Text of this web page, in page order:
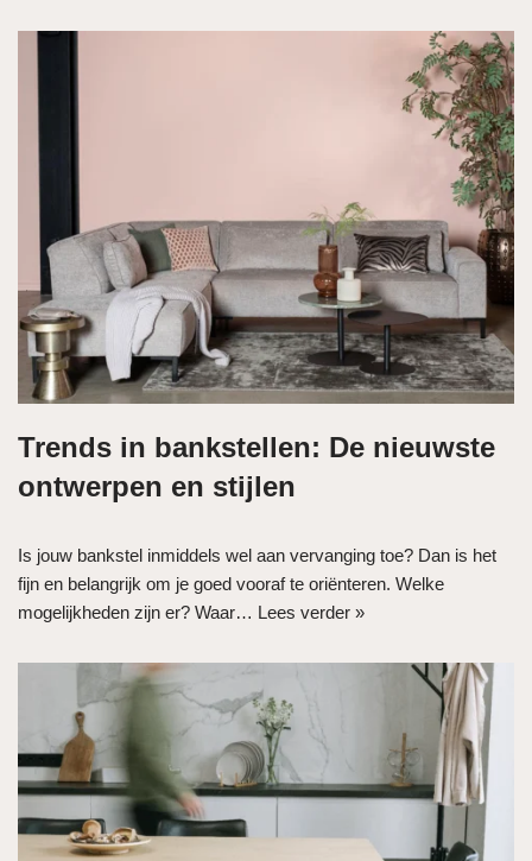
Trends in bankstellen: De nieuwste
ontwerpen en stijlen
Is jouw bankstel inmiddels wel aan vervanging toe? Dan is het
fijn en belangrijk om je goed vooraf te oriënteren. Welke
mogelijkheden zijn er? Waar… Lees verder »